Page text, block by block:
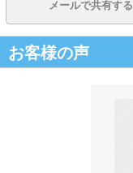
メールで共有する
お客様の声